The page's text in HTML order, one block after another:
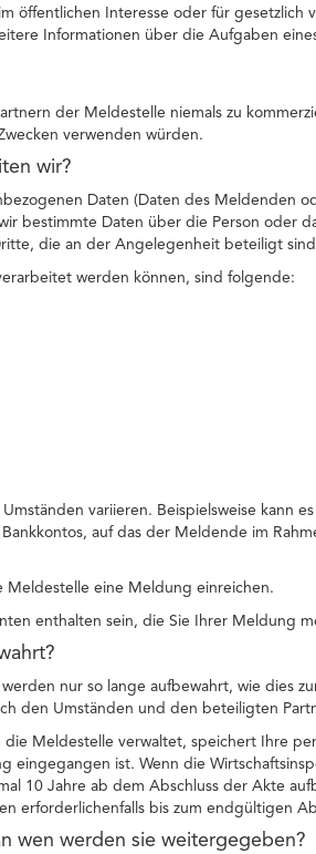
öffentlichen Interesse oder für gesetzlich
Informationen über die Aufgaben
der Meldestelle niemals zu
verwenden würden.
wir?
Daten (Daten des Meldenden
bestimmte Daten über die Person oder
die an der Angelegenheit beteiligt
werden können, sind folgende:
variieren. Beispielsweise kann
auf das der Meldende im
Meldestelle eine Meldung einreichen.
enthalten sein, die Sie Ihrer Meldung
nur so lange aufbewahrt, wie dies
den Umständen und den beteiligten
Meldestelle verwaltet, speichert Ihre
eingegangen ist. Wenn die
10 Jahre ab dem Abschluss der Akte
erforderlichenfalls bis zum endgültigen
wen werden sie weitergegeben?